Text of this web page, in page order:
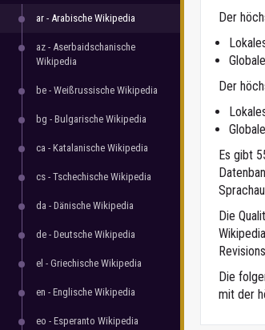
ar - Arabische Wikipedia
az - Aserbaidschanische
Wikipedia
be - Weißrussische Wikipedia
bg - Bulgarische Wikipedia
ca - Katalanische Wikipedia
cs - Tschechische Wikipedia
da - Dänische Wikipedia
de - Deutsche Wikipedia
el - Griechische Wikipedia
en - Englische Wikipedia
eo - Esperanto Wikipedia
Der
Der
Es gibt
Die
Die
mit der